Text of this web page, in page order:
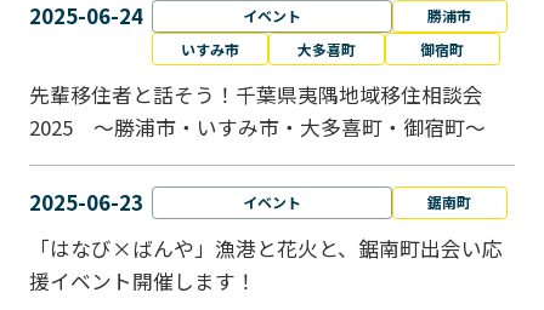
2025-06-24 イベント
勝浦市
いすみ市
大多喜町 御宿町
先輩移住者と話そう！千葉県夷隅地域移住相談会
2025 ～勝浦市・いすみ市・大多喜町・御宿町～
2025-06-23 イベント 鋸南町
「はなび×ばんや」漁港と花火と、鋸南町出会い応
援イベント開催します！